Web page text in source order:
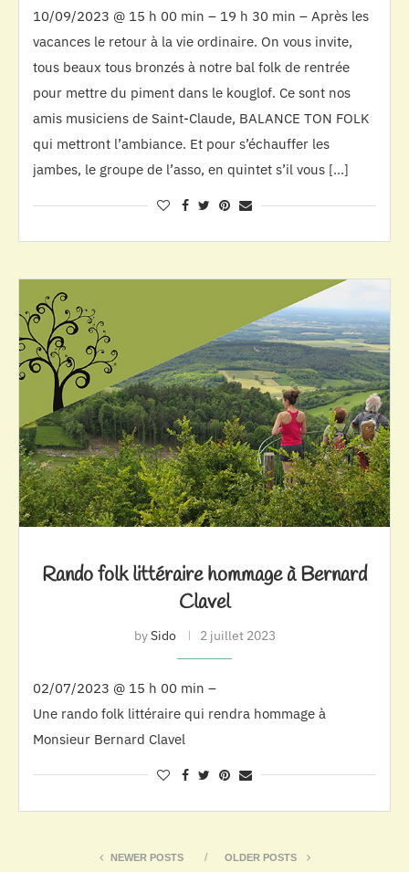
10/09/2023 @ 15 h 00 min – 19 h 30 min – Après les
vacances le retour à la vie ordinaire. On vous invite,
tous beaux tous bronzés à notre bal folk de rentrée
pour mettre du piment dans le kouglof. Ce sont nos
amis musiciens de Saint-Claude, BALANCE TON FOLK
qui mettront l’ambiance. Et pour s’échauffer les
jambes, le groupe de l’asso, en quintet s’il vous […]
Rando folk littéraire hommage à Bernard
Clavel
bySido 2 juillet 2023
02/07/2023 @ 15 h 00 min –
Une rando folk littéraire qui rendra hommage à
Monsieur Bernard Clavel
NEWER POSTS OLDER POSTS